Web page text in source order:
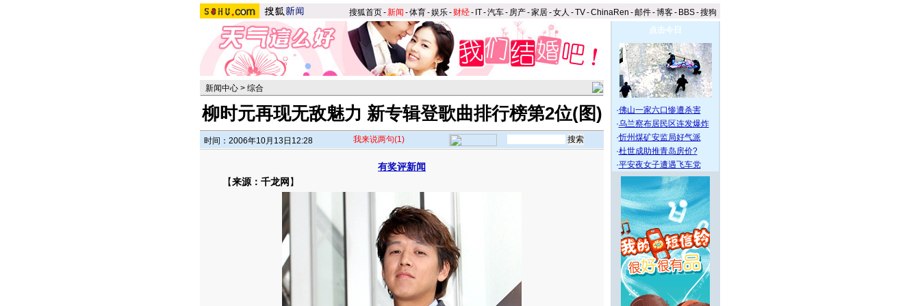
搜狐首页-新闻 -体育-娱乐- 财经- IT-汽车- 房产-家居-女人 -TV-ChinaRen -邮件-博客- BBS-搜狗
新闻中心 > 综合
柳时元再现无敌魅力 新专辑登歌曲排行榜第2位(图)
时间：2006年10月13日12:28 我来说两句(1)
有奖评新闻
【来源：千龙网 】
点击今日
·佛山一家六口惨遭杀害
·乌兰察布居民区连发爆炸
·忻州煤矿安监局好气派
·杜世成助推青岛房价?
·平安夜女子遭遇飞车党